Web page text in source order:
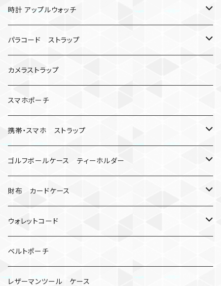
バックル無し
シャックル
数珠
コンパス
ベルトループ
クボタン
キーケース
人形
忍者
ミイラ
キャンプ道具
ナット
レザーマン
マルチツール
オニヤンマ
楽天ミニ ケース
iPhone
時計 アップルウォッチ
カナビラウォッチ
腕時計
アップルウォッチ
バックル
マッドマックス
パラコード ストラップ
サバイバルツール
カメラストラップ
スマホポーチ
携帯・スマホ ストラップ
ネックストラップ・ショルダーストラップ
ハンドストラップ
リングストラップ
ゴルフボールケース ティーホルダー
ゴルフマーカー
ゴルフボールケース
ティーホルダー
財布 カードケース
コインケース
チューブ
コインケース
紙
ウォレットコード
2カラー
ベルトポーチ
レザーマンツール ケース